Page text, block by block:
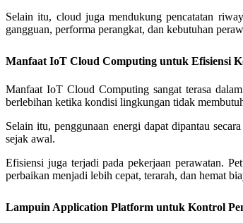
Selain itu, cloud juga mendukung pencatatan
gangguan, performa perangkat, dan kebutuhan
Manfaat IoT Cloud Computing untuk Efisiensi
Manfaat IoT Cloud Computing sangat terasa
berlebihan ketika kondisi lingkungan tidak
Selain itu, penggunaan energi dapat dipantau
sejak awal.
Efisiensi juga terjadi pada pekerjaan perawatan.
perbaikan menjadi lebih cepat, terarah, dan hemat
Lampuin Application Platform untuk Kontrol